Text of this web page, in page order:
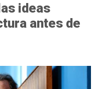
ideas
antes de